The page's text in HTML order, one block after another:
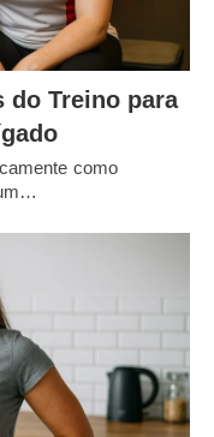
do Treino para
como